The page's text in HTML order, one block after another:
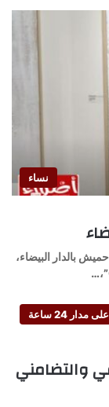
نساء
بالدار البيضاء،
24 ساعة
والتضامني